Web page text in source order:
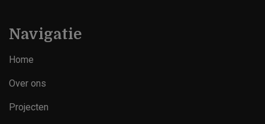
Navigatie
Home
Over ons
Projecten